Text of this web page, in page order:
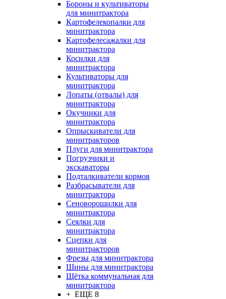
Бороны и культиваторы
для минитрактора
Картофелекопалки для
минитрактора
Картофелесажалки для
минитрактора
Косилки для
минитрактора
Культиваторы для
минитрактора
Лопаты (отвалы) для
минитрактора
Окучники для
минитрактора
Опрыскиватели для
минитракторов
Плуги для минитрактора
Погрузчики и
экскаваторы
Подталкиватели кормов
Разбрасыватели для
минитрактора
Сеноворошилки для
минитрактора
Сеялки для
минитрактора
Сцепки для
минитракторов
Фрезы для минитрактора
Шины для минитрактора
Щётка коммунальная для
минитрактора
+ ЕЩЕ 8